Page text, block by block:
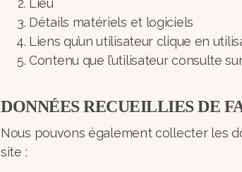
Lieu
Détails matériels et logiciels
Liens qu’un utilisateur clique en
Contenu que l’utilisateur consulte
DONNÉES RECUEILLIES DE
Nous pouvons également collecter les
site :